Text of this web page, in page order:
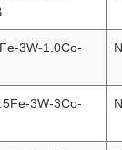
1.8Fe-3W-1.0Co-
1.5Fe-3W-3Co-